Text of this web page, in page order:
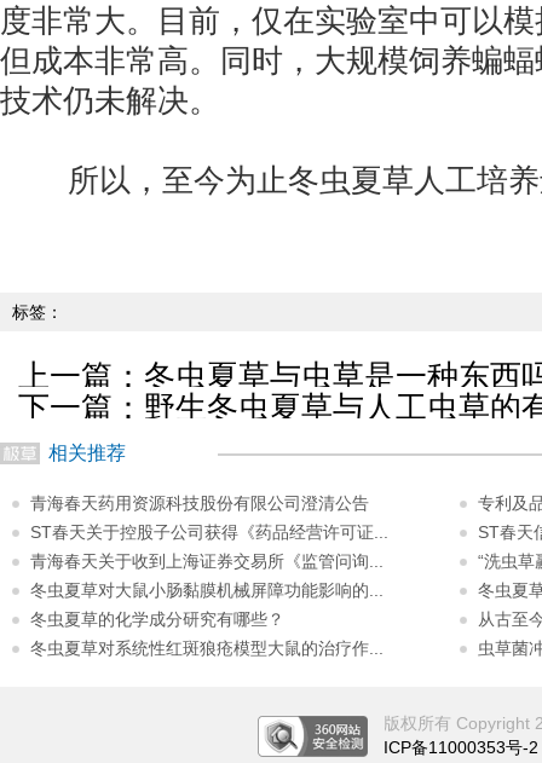
度非常大。目前，仅在实验室中可以
但成本非常高。同时，大规模饲养蝙
技术仍未解决。
所以，至今为止冬虫夏草人工培养
标签：
上一篇： 冬虫夏草与虫草是一种东西
下一篇： 野生冬虫夏草与人工虫草的
相关推荐
青海春天药用资源科技股份有限公司澄清公告
专利及
ST春天关于控股子公司获得《药品经营许可证...
ST春天
青海春天关于收到上海证券交易所《监管问询...
“洗虫草
冬虫夏草对大鼠小肠黏膜机械屏障功能影响的...
冬虫夏
冬虫夏草的化学成分研究有哪些？
从古至
冬虫夏草对系统性红斑狼疮模型大鼠的治疗作...
虫草菌
版权所有 Copyright
ICP备11000353号-2